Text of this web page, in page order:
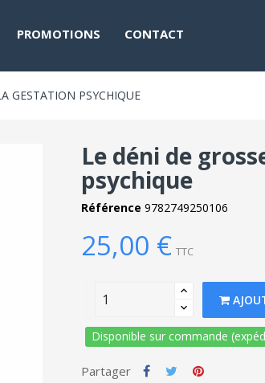
PROMOTIONS CONTACT
GESTATION PSYCHIQUE
Le déni de
psychique
Référence 9782749250106
25,00 € TTC
Disponible sur commande
Partager